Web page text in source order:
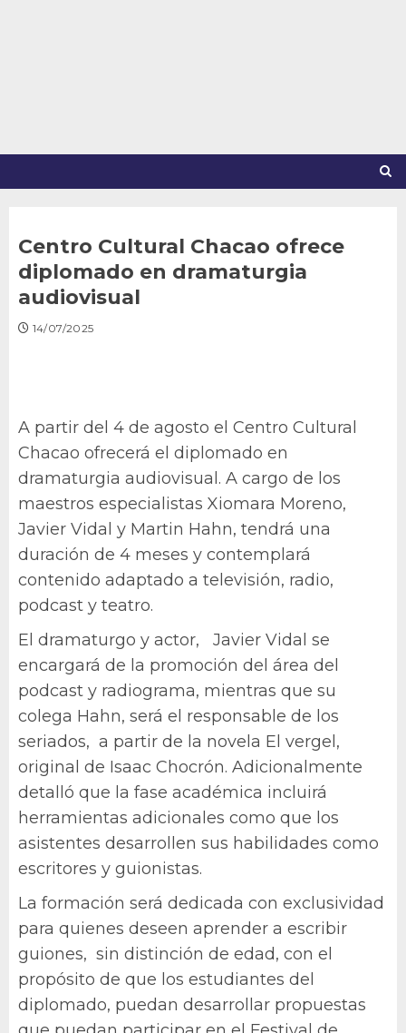
Centro Cultural Chacao ofrece
diplomado en dramaturgia
audiovisual
14/07/2025
A partir del 4 de agosto el Centro Cultural
Chacao ofrecerá el diplomado en
dramaturgia audiovisual. A cargo de los
maestros especialistas Xiomara Moreno,
Javier Vidal y Martin Hahn, tendrá una
duración de 4 meses y contemplará
contenido adaptado a televisión, radio,
podcast y teatro.
El dramaturgo y actor, Javier Vidal se
encargará de la promoción del área del
podcast y radiograma, mientras que su
colega Hahn, será el responsable de los
seriados, a partir de la novela El vergel,
original de Isaac Chocrón. Adicionalmente
detalló que la fase académica incluirá
herramientas adicionales como que los
asistentes desarrollen sus habilidades como
escritores y guionistas.
La formación será dedicada con exclusividad
para quienes deseen aprender a escribir
guiones, sin distinción de edad, con el
propósito de que los estudiantes del
diplomado, puedan desarrollar propuestas